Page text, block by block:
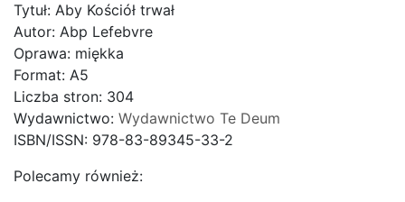
Tytuł: Aby Kościół trwał
Autor: Abp Lefebvre
Oprawa: miękka
Format: A5
Liczba stron: 304
Wydawnictwo: Wydawnictwo Te Deum
ISBN/ISSN: 978-83-89345-33-2
Polecamy również: